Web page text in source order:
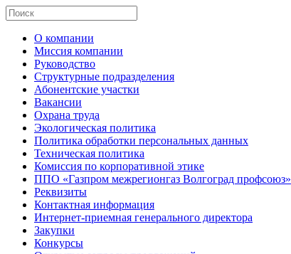
О компании
Миссия компании
Руководство
Структурные подразделения
Абонентские участки
Вакансии
Охрана труда
Экологическая политика
Политика обработки персональных данных
Техническая политика
Комиссия по корпоративной этике
ППО «Газпром межрегионгаз Волгоград профсоюз»
Реквизиты
Контактная информация
Интернет-приемная генерального директора
Закупки
Конкурсы